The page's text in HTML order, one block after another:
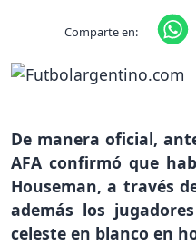
Comparte en:
De manera oficial,
AFA confirmó que
Houseman, a través
además los
celeste en blanco en